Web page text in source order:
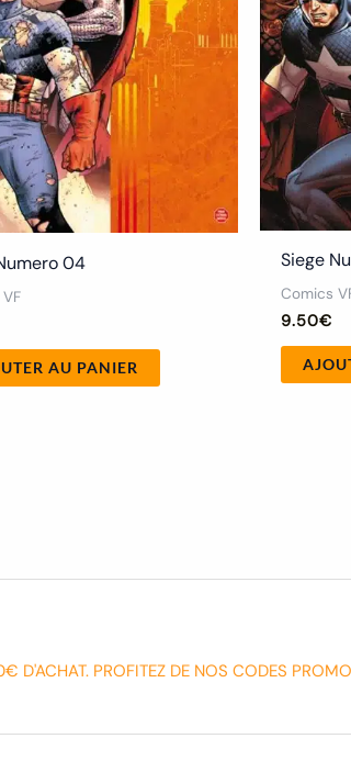
04
AU PANIER
Siege
Comics
9.50€
D'ACHAT. PROFITEZ DE NOS CODES